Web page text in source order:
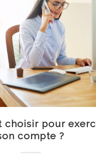
choisir pour
compte ?